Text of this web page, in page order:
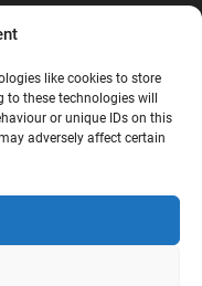
like cookies to store
these technologies will
or unique IDs on this
adversely affect certain